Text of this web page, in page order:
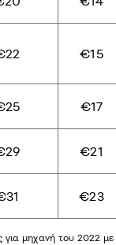
€15
€17
€21
€23
για μηχανή του 2022 με